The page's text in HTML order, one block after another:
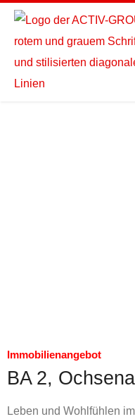
Immobilienangebot
BA 2,
Leben und Wohlfühlen